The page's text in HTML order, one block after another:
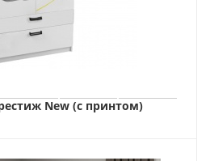
New (с принтом)